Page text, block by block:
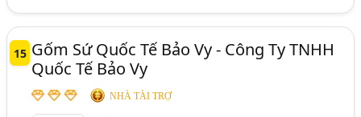
15 Gốm Sứ Quốc Tế Bảo Vy - Công Ty TNHH
Quốc Tế Bảo Vy
NHÀ TÀI TRỢ